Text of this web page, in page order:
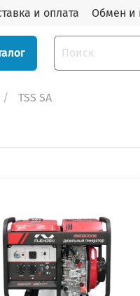
и оплата Обмен и
TSS SA